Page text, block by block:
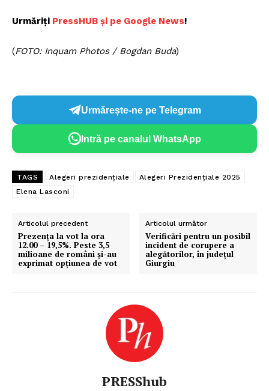
Urmăriți PressHUB și pe Google News!
(FOTO: Inquam Photos / Bogdan Buda)
Urmărește-ne pe Telegram
Intră pe canalul WhatsApp
TAGS Alegeri prezidențiale
Alegeri Prezidențiale 2025
Elena Lasconi
Articolul precedent
Prezența la vot la ora
12.00 – 19,5%. Peste 3,5
milioane de români și-au
exprimat opțiunea de vot
Articolul următor
Verificări pentru un posibil
incident de corupere a
alegătorilor, în județul
Giurgiu
PRESShub